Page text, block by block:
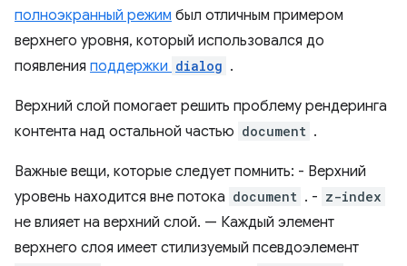
полноэкранный режим был отличным примером
верхнего уровня, который использовался до
появления поддержки dialog .
Верхний слой помогает решить проблему рендеринга
контента над остальной частью document .
Важные вещи, которые следует помнить: - Верхний
уровень находится вне потока document . - z-index
не влияет на верхний слой. — Каждый элемент
верхнего слоя имеет стилизуемый псевдоэлемент